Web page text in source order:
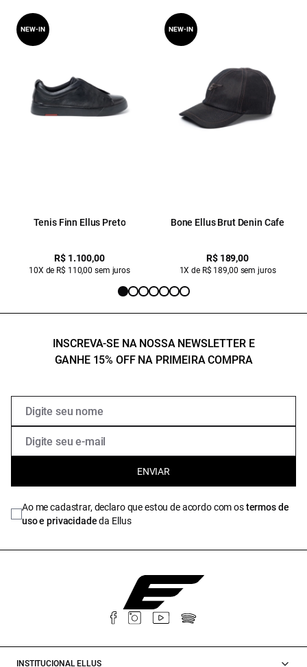
Tenis Finn Ellus Preto
R$ 1.100,00
10X de R$ 110,00 sem juros
NEW-IN
Bone Ellus Brut Denin Cafe
R$ 189,00
1X de R$ 189,00 sem juros
NEW-IN
INSCREVA-SE NA NOSSA NEWSLETTER E
GANHE 15% OFF NA PRIMEIRA COMPRA
ENVIAR
Ao me cadastrar, declaro que estou de acordo com ostermos de
uso e privacidadeda Ellus
INSTITUCIONAL ELLUS